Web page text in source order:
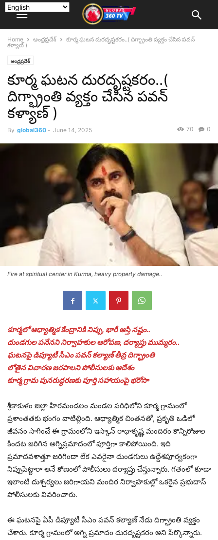
Home ఆంధ్రప్రదేశ్
కూర్మ ఘటన దురదృష్టకరం..( దిగ్భ్రాంతి వ్యక్తం చేసిన పవన్
కళ్యాణ్ )
ఆంధ్రప్రదేశ్
కూర్మ ఘటన దురదృష్టకరం..(
దిగ్భ్రాంతి వ్యక్తం చేసిన పవన్
కళ్యాణ్ )
By global360 - June 14, 2025 0
70
Fire at spiritual center in Kurma, heavy property damage..
కూర్మలో ఆధ్యాత్మిక కేంద్రానికి నిప్పు, భారీ ఆస్తి నష్టం..
దుండగుల పనేనని నిర్వాహకుల ఆరోపణ, దర్యాప్తు ముమ్మరం..
ఘటనపై డిప్యూటీ సీఎం పవన్ కల్యాణ్ తీవ్ర దిగ్భ్రాంతి
లోతైన విచారణ జరపాలని పోలీసులకు ఆదేశం
కూర్మ గ్రామ పునరుద్ధరణకు పూర్తి సహాయంపై భరోసా
శ్రీకాకుళం జిల్లా హిరమండలం మండల పరిధిలోని కూర్మ గ్రామంలో
ప్రశాంతతకు భంగం వాటిల్లింది. ఆధ్యాత్మిక చింతనతో, ప్రకృతి ఒడిలో
జీవనం సాగించే ఈ గ్రామంలోని ఇస్కాన్ రాధాకృష్ణ మందిరం కొన్నిరోజుల
కిందట జరిగిన అగ్నిప్రమాదంలో పూర్తిగా కాలిపోయింది. ఇది
ప్రమాదవశాత్తూ జరిగిందా లేక ఎవరైనా దుండగులు ఉద్దేశపూర్వకంగా
నిప్పుపెట్టారా అనే కోణంలో పోలీసులు దర్యాప్తు చేస్తున్నారు. గతంలో కూడా
ఇలాంటి దుశ్చర్యలు జరిగాయని మందిర నిర్వాహకుల్లో ఒకరైన ప్రభుదాస్
పోలీసులకు వివరించారు.
ఈ ఘటనపై ఏపీ డిప్యూటీ సీఎం పవన్ కల్యాణ్ నేడు దిగ్భ్రాంతి వ్యక్తం
చేశారు. కూర్మ గ్రామంలో అగ్ని ప్రమాదం దురదృష్టకరం అని పేర్కొన్నారు.